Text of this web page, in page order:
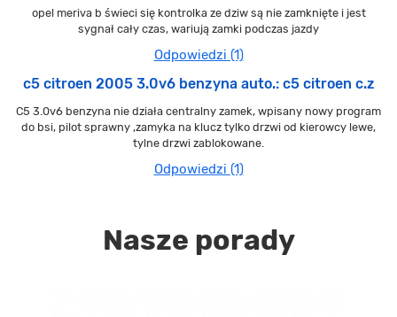
opel meriva b świeci się kontrolka ze dziw są nie zamknięte i jest
sygnał cały czas, wariują zamki podczas jazdy
Odpowiedzi (1)
c5 citroen 2005 3.0v6 benzyna auto.: c5 citroen c.z
C5 3.0v6 benzyna nie działa centralny zamek, wpisany nowy program
do bsi, pilot sprawny ,zamyka na klucz tylko drzwi od kierowcy lewe,
tylne drzwi zablokowane.
Odpowiedzi (1)
Nasze porady